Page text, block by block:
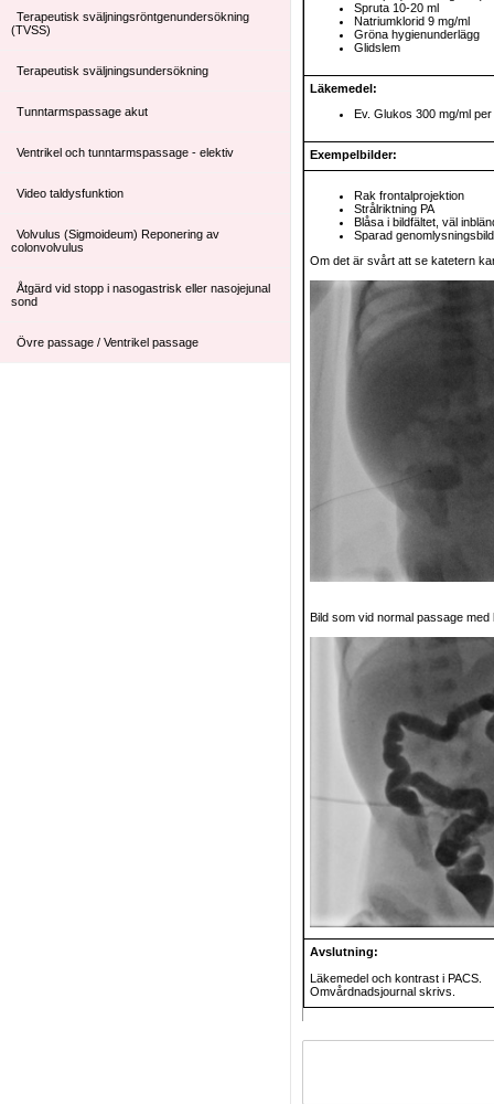
Terapeutisk sväljningsröntgenundersökning
(TVSS)
Terapeutisk sväljningsundersökning
Tunntarmspassage akut
Ventrikel och tunntarmspassage - elektiv
Video taldysfunktion
Volvulus (Sigmoideum) Reponering av
colonvolvulus
Åtgärd vid stopp i nasogastrisk eller nasojejunal
sond
Övre passage / Ventrikel passage
Spruta 10-20 ml
Natriumklorid 9 mg/ml
Gröna hygienunderlägg
Glidslem
Läkemedel:
Ev. Glukos 300 mg/ml
Exempelbilder:
Rak frontalprojektion
Strålriktning PA
Blåsa i
Sparad genomlysningsbild
Om det är svårt att se katetern
Bild som vid normal passage
Avslutning:
Läkemedel och kontrast i PACS.
Omvårdnadsjournal skrivs.